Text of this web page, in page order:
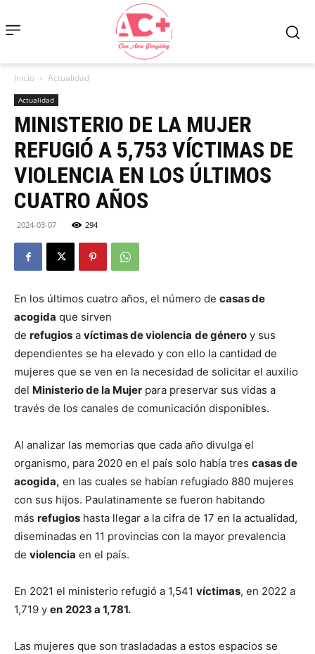
Inicio Actualidad
Actualidad
MINISTERIO DE LA MUJER
REFUGIÓ A 5,753 VÍCTIMAS DE
VIOLENCIA EN LOS ÚLTIMOS
CUATRO AÑOS
2024-03-07 294
En los últimos cuatro años, el número de casas de
acogida que sirven
de refugios a víctimas de violencia de género y sus
dependientes se ha elevado y con ello la cantidad de
mujeres que se ven en la necesidad de solicitar el auxilio
del Ministerio de la Mujer para preservar sus vidas a
través de los canales de comunicación disponibles.
Al analizar las memorias que cada año divulga el
organismo, para 2020 en el país solo había tres casas de
acogida, en las cuales se habían refugiado 880 mujeres
con sus hijos. Paulatinamente se fueron habitando
más refugios hasta llegar a la cifra de 17 en la actualidad,
diseminadas en 11 provincias con la mayor prevalencia
de violencia en el país.
En 2021 el ministerio refugió a 1,541 víctimas, en 2022 a
1,719 y en 2023 a 1,781.
Las mujeres que son trasladadas a estos espacios se